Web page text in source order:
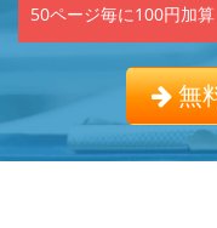
50ページ毎に100円加算
無